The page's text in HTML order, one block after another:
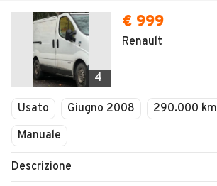
4
€ 999
Renault
Usato Giugno 2008 290.000 km
Manuale
Descrizione